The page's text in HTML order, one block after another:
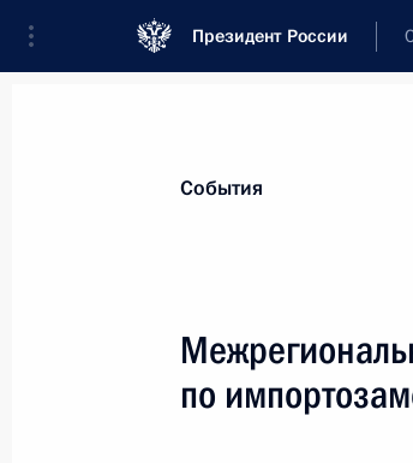
Президент России
События
по